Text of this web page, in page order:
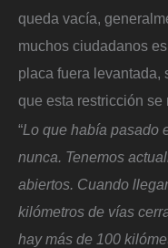
queda vacía,
muchos ciudadanos
placa fuera levantada,
que esta restricción se
“Lo que había pasado
nunca. Tenemos
abiertos. Cuando
kilómetros de vías
hay más de 100